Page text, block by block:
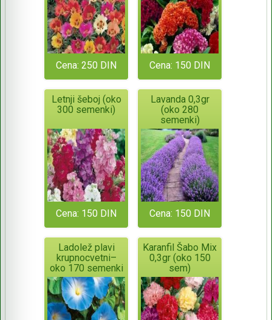
Cena: 250 DIN Cena: 150 DIN
Letnji šeboj (oko
300 semenki)
Cena: 150 DIN
Lavanda 0,3gr
(oko 280
semenki)
Cena: 150 DIN
Ladolež plavi
krupnocvetni–
oko 170 semenki
Karanfil Šabo Mix
0,3gr (oko 150
sem)